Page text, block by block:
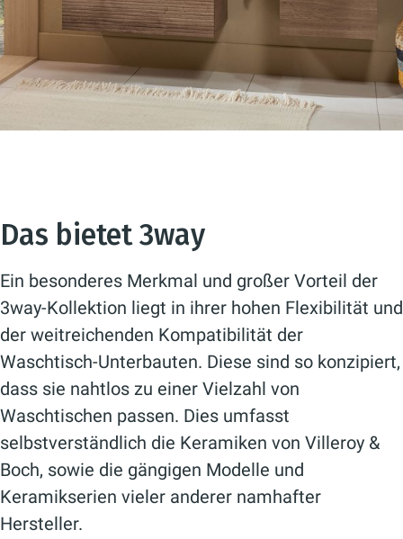
Das bietet 3way
Ein besonderes Merkmal und großer Vorteil der
3way-Kollektion liegt in ihrer hohen Flexibilität und
der weitreichenden Kompatibilität der
Waschtisch-Unterbauten. Diese sind so konzipiert,
dass sie nahtlos zu einer Vielzahl von
Waschtischen passen. Dies umfasst
selbstverständlich die Keramiken von Villeroy &
Boch, sowie die gängigen Modelle und
Keramikserien vieler anderer namhafter
Hersteller.